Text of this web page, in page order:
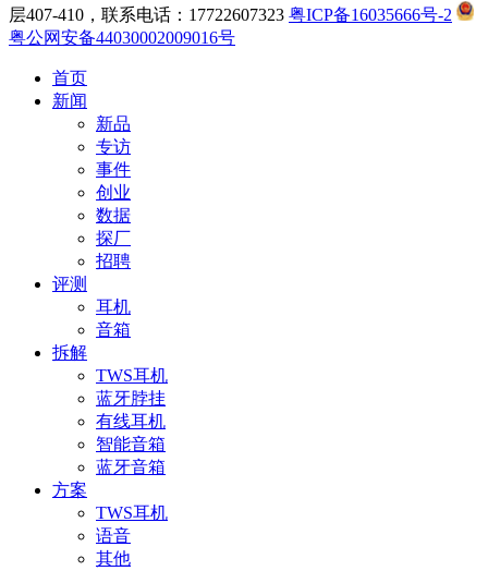
层407-410，联系电话：17722607323 粤ICP备16035666号-2
粤公网安备44030002009016号
首页
新闻
新品
专访
事件
创业
数据
探厂
招聘
评测
耳机
音箱
拆解
TWS耳机
蓝牙脖挂
有线耳机
智能音箱
蓝牙音箱
方案
TWS耳机
语音
其他